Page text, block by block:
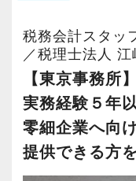
クラウド
どんどんチャレ
ャリアを発揮し
ご応募、お待ち
その他にも、遠
導が出来る会計
ビスも展開して
また、近年は相
ーや個別相談か
ております。
税務会計スタッ
／税理士法人
【東京事務所
実務経験５年
零細企業へ向
提供できる方